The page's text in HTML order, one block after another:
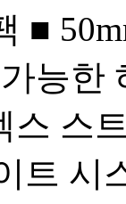
■
능한
스 스
트 시